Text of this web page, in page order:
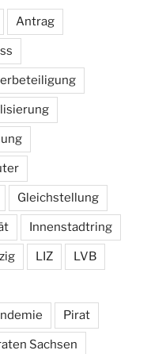
Antrag
Gleichstellung
Innenstadtring
LIZ LVB
Pirat
Sachsen